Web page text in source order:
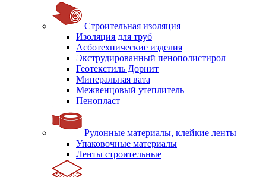
Строительная изоляция
Изоляция для труб
Асботехнические изделия
Экструдированный пенополистирол
Геотекстиль Дорнит
Минеральная вата
Межвенцовый утеплитель
Пенопласт
Рулонные материалы, клейкие ленты
Упаковочные материалы
Ленты строительные